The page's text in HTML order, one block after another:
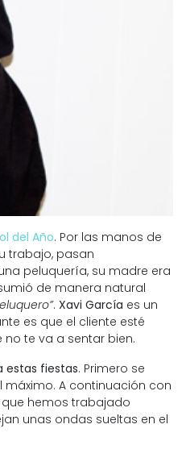
del Año. Por las manos de
trabajo, pasan
peluquería, su madre era
de manera natural
. Xavi García es un
es que el cliente esté
te va a sentar bien.
estas fiestas. Primero se
A continuación con
hemos trabajado
unas ondas sueltas en el
los bálsamos de CBD
han convertido en
los productos de
más buscados